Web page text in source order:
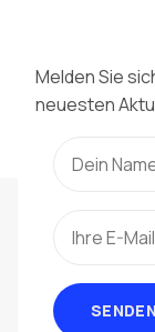
Melden Sie
neuesten
SENDEN